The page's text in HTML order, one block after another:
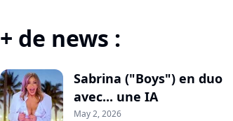
+ de news :
Sabrina ("Boys") en duo
avec... une IA
May 2, 2026